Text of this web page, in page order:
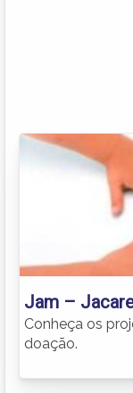
Jam –
Conheça os
doação.